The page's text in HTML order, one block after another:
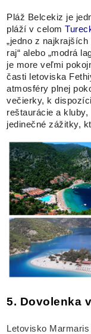
Pláž Belcekiz je
pláží v celom
„jedno z
raj“ alebo „modrá
je more veľmi
časti letoviska
atmosféry plnej
večierky, k
reštaurácie a
jedinečné zážitky,
5. Dovolenka
Letovisko Marmaris